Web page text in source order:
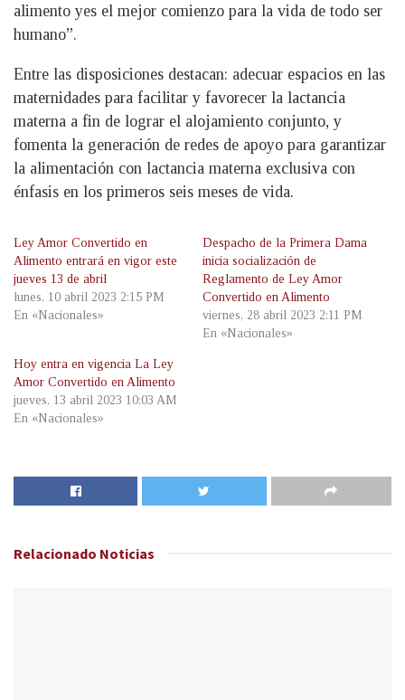
alimento yes el mejor comienzo para la vida de todo ser
humano”.
Entre las disposiciones destacan: adecuar espacios en las
maternidades para facilitar y favorecer la lactancia
materna a fin de lograr el alojamiento conjunto, y
fomenta la generación de redes de apoyo para garantizar
la alimentación con lactancia materna exclusiva con
énfasis en los primeros seis meses de vida.
Ley Amor Convertido en
Alimento entrará en vigor este
jueves 13 de abril
lunes, 10 abril 2023 2:15 PM
En «Nacionales»
Despacho de la Primera Dama
inicia socialización de
Reglamento de Ley Amor
Convertido en Alimento
viernes, 28 abril 2023 2:11 PM
En «Nacionales»
Hoy entra en vigencia La Ley
Amor Convertido en Alimento
jueves, 13 abril 2023 10:03 AM
En «Nacionales»
Relacionado Noticias